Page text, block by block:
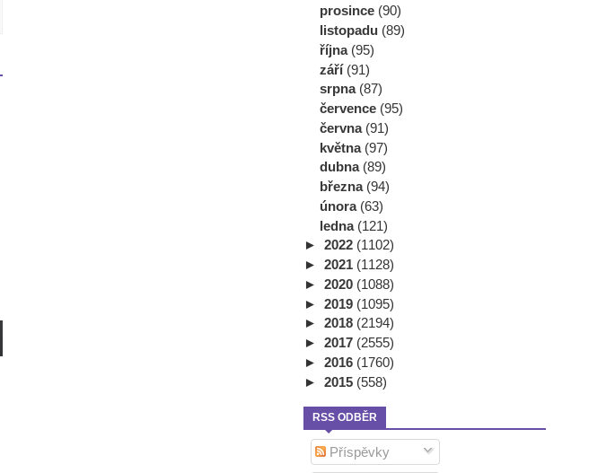
prosince (90)
listopadu (89)
října (95)
září (91)
srpna (87)
července (95)
června (91)
května (97)
dubna (89)
března (94)
února (63)
ledna (121)
► 2022 (1102)
► 2021 (1128)
► 2020 (1088)
► 2019 (1095)
► 2018 (2194)
► 2017 (2555)
► 2016 (1760)
► 2015 (558)
RSS ODBĚR
Příspěvky